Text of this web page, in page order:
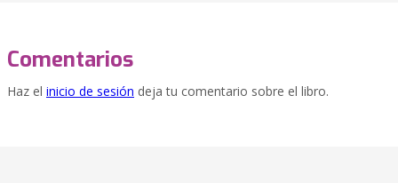
Comentarios
Haz el inicio de sesión deja tu comentario sobre el libro.